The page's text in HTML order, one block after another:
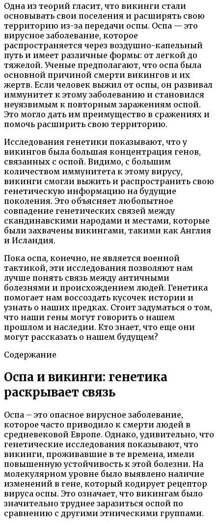
Одна из теорий гласит, что викинги стали
основывать свои поселения и расширять свою
территорию из-за передачи оспы. Оспа — это
вирусное заболевание, которое
распространяется через воздушно-капельный
путь и имеет различные формы: от легкой до
тяжелой. Ученые предполагают, что оспа была
основной причиной смерти викингов и их
жертв. Если человек выжил от оспы, он развивал
иммунитет к этому заболеванию и становился
неуязвимым к повторным заражениям оспой.
Это могло дать им преимущество в сражениях и
помочь расширить свою территорию.
Исследования генетики показывают, что у
викингов была большая концентрация генов,
связанных с оспой. Видимо, с большим
количеством иммунитета к этому вирусу,
викинги смогли выжить и распространить свою
генетическую информацию на будущие
поколения. Это объясняет любопытное
совпадение генетических связей между
скандинавскими народами и местами, которые
были захвачены викингами, такими как Англия
и Исландия.
Пока оспа, конечно, не является военной
тактикой, эти исследования позволяют нам
лучше понять связь между античными
болезнями и происхождением людей. Генетика
помогает нам воссоздать кусочек истории и
узнать о наших предках. Стоит задуматься о том,
что наши гены могут говорить о нашем
прошлом и наследии. Кто знает, что еще они
могут рассказать о нашем будущем?
Содержание
Оспа и викинги: генетика
раскрывает связь
Оспа – это опасное вирусное заболевание,
которое часто приводило к смерти людей в
средневековой Европе. Однако, удивительно, что
генетические исследования показывают, что
викинги, проживавшие в те времена, имели
повышенную устойчивость к этой болезни. На
молекулярном уровне было выявлено наличие
изменений в гене, который кодирует рецептор
вируса оспы. Это означает, что викингам было
значительно труднее заразиться оспой по
сравнению с другими этническими группами.